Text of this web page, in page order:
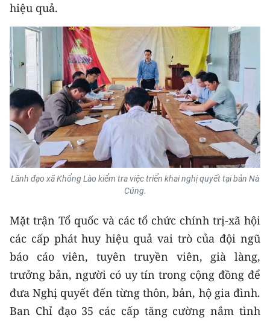
hiệu quả.
Lãnh đạo xã Khổng Lào kiểm tra việc triển khai nghị quyết tại bản Nà
Cúng.
Mặt trận Tổ quốc và các tổ chức chính trị-xã hội
các cấp phát huy hiệu quả vai trò của đội ngũ
báo cáo viên, tuyên truyền viên, già làng,
trưởng bản, người có uy tín trong cộng đồng để
đưa Nghị quyết đến từng thôn, bản, hộ gia đình.
Ban Chỉ đạo 35 các cấp tăng cường nắm tình